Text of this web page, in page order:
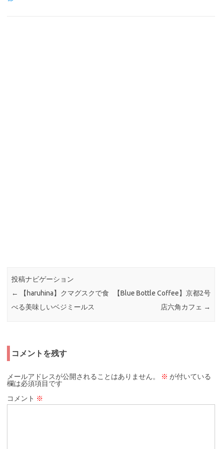
投稿ナビゲーション
←
【haruhina】クマグスクで食
べる美味しいベジミールス
【Blue Bottle Coffee】京都2号
店六角カフェ →
コメントを残す
メールアドレスが公開されることはありません。 ※ が付いている
欄は必須項目です
コメント ※